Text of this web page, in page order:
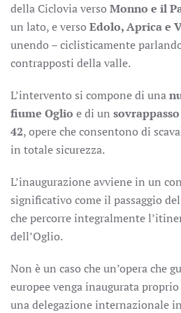
della Ciclovia verso Monno e il
un lato, e verso Edolo, Aprica e
unendo – ciclisticamente
contrapposti della valle.
L’intervento si compone di una
fiume Oglio e di un
42, opere che consentono di
in totale sicurezza.
L’inaugurazione avviene in un
significativo come il passaggio del
che percorre integralmente
dell’Oglio.
Non è un caso che un’opera che
europee venga inaugurata
una delegazione internazionale